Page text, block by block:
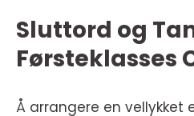
Sluttord og
Førsteklasses
Å arrangere en vellykket